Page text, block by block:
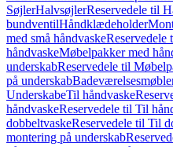
SøjlerHalvsøjlerReservedele til
bundventilHåndklædeholder
med små håndvaskeReservedele
håndvaskeMøbelpakker med
underskabReservedele til
på underskab
UnderskabeTil håndvaske
håndvaskeReservedele til Til
dobbeltvaskeReservedele til Til
montering på underskab